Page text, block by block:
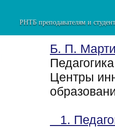
РНТБ преподавателям и
Б. П.
Центры
1.